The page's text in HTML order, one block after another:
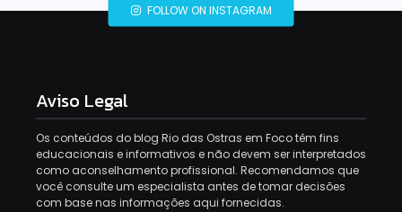
FOLLOW ON INSTAGRAM
Aviso Legal
Os conteúdos do blog Rio das Ostras em Foco têm fins
educacionais e informativos e não devem ser interpretados
como aconselhamento profissional. Recomendamos que
você consulte um especialista antes de tomar decisões
com base nas informações aqui fornecidas.